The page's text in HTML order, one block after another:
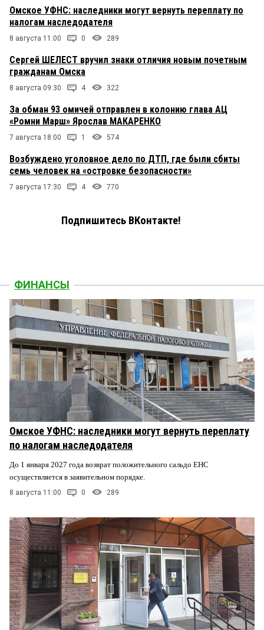
Омское УФНС: наследники могут вернуть переплату по
налогам наследодателя
8 августа 11:00 0 289
Сергей ШЕЛЕСТ вручил знаки отличия новым почетным
гражданам Омска
8 августа 09:30 4 322
За обман 93 омичей отправлен в колонию глава АЦ
«Ромни Марш» Ярослав МАКАРЕНКО
7 августа 18:00 1 574
Возбуждено уголовное дело по ДТП, где были сбиты
семь человек на «островке безопасности»
7 августа 17:30 4 770
Подпишитесь ВКонтакте!
ФИНАНСЫ
Омское УФНС: наследники могут вернуть переплату
по налогам наследодателя
До 1 января 2027 года возврат положительного сальдо ЕНС
осуществляется в заявительном порядке.
8 августа 11:00 0 289